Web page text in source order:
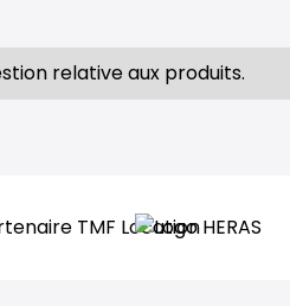
relative aux produits.